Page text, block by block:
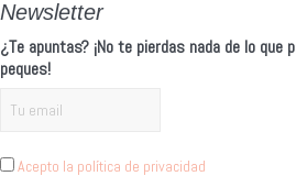
Newsletter
¿Te apuntas? ¡No te pierdas nada de lo que
peques!
Acepto la política de privacidad